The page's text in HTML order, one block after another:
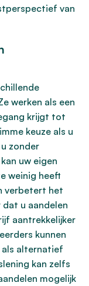
van
werken als een
krijgt tot
keuze als u
zonder
uw eigen
weinig heeft
verbetert het
u aandelen
aantrekkelijker
kunnen
als alternatief
kan zelfs
mogelijk